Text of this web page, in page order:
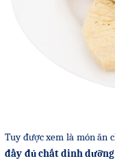
Tuy được xem là món ăn
đầy đủ chất dinh dưỡng